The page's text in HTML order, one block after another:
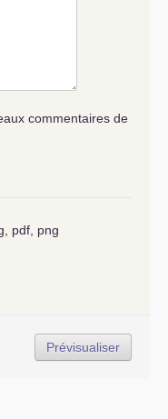
commentaires de
pdf, png